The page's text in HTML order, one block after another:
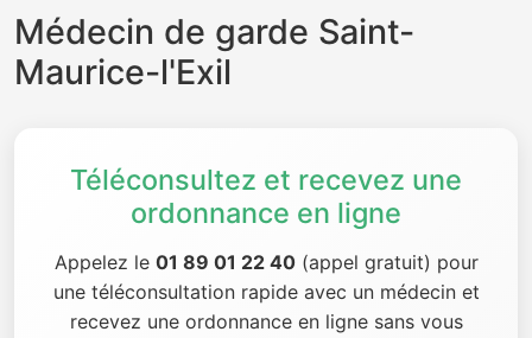
Médecin de garde Saint-
Maurice-l'Exil
Téléconsultez et recevez une
ordonnance en ligne
Appelez le 01 89 01 22 40(appel gratuit) pour
une téléconsultation rapide avec un médecin et
recevez une ordonnance en ligne sans vous